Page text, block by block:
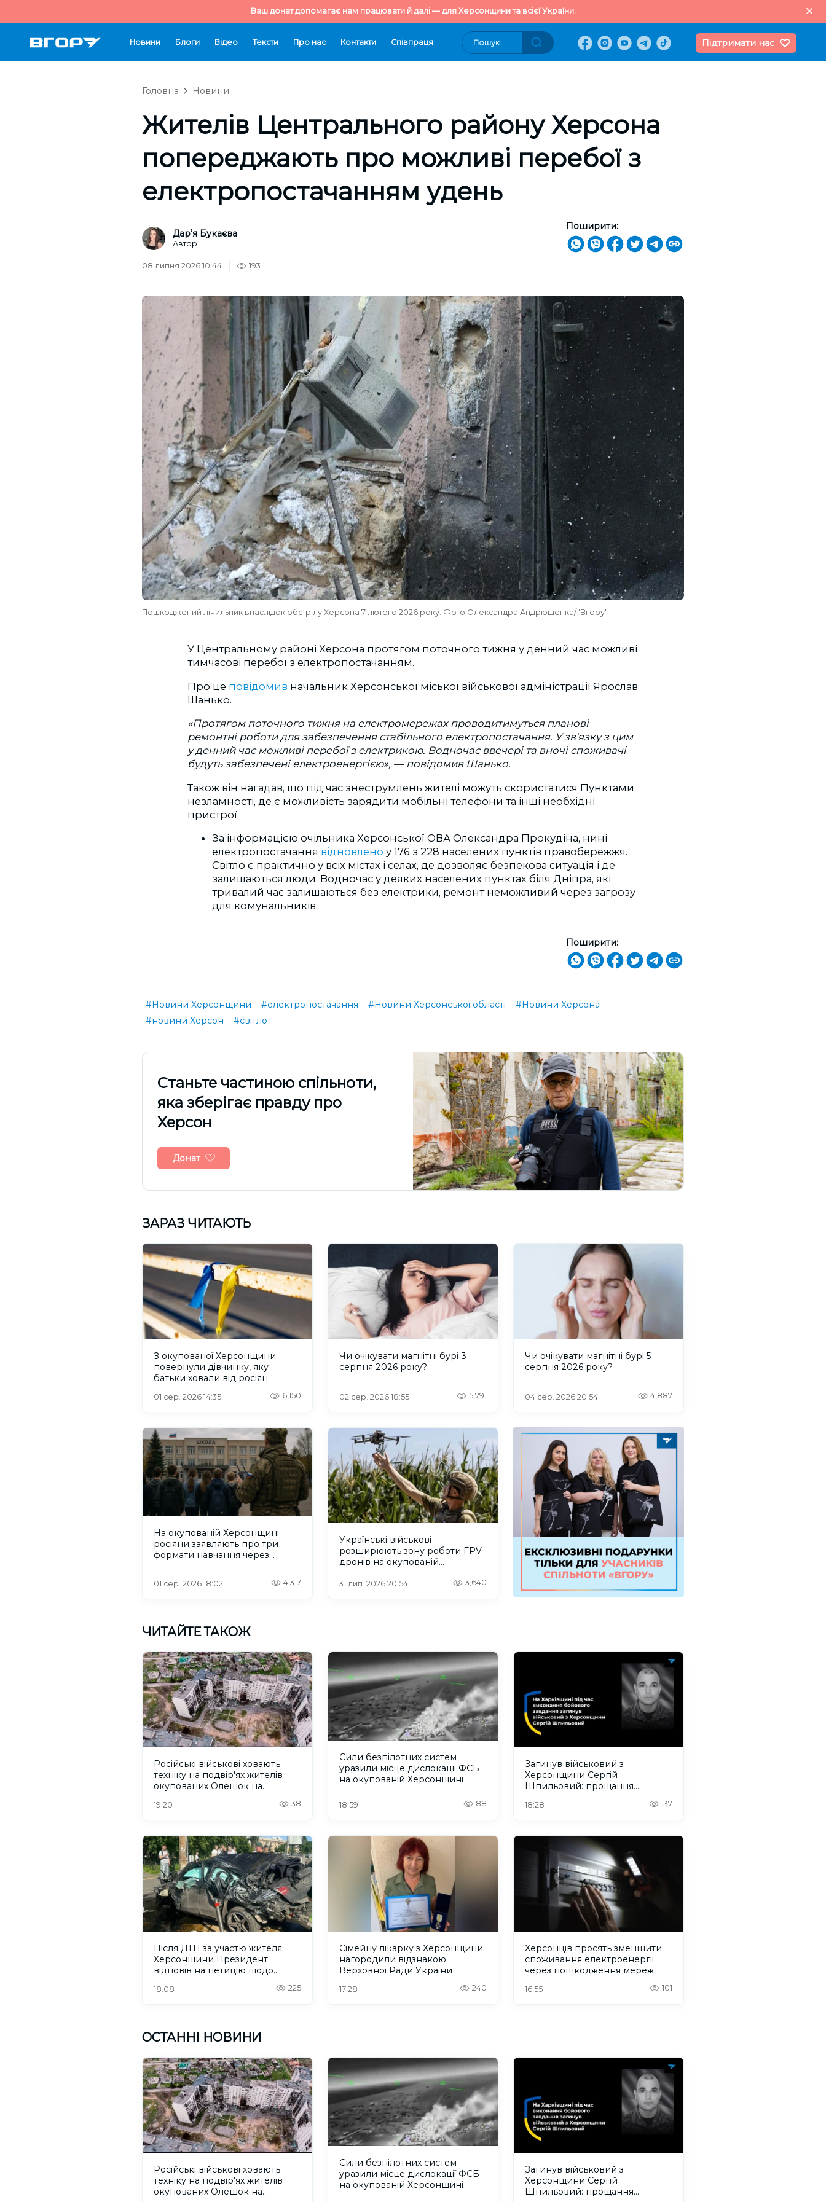
Ваш донат допомагає нам працювати й далі — для Херсонщини та всієї України.
Новини Блоги Відео Тексти Про нас Контакти Cпівпраця Підтримати нас
Головна Новини
Жителів Центрального району Херсона
попереджають про можливі перебої з
електропостачанням удень
Дарʼя Букаєва
Автор
Поширити:
08 липня 2026 10:44 193
Пошкоджений лічильник внаслідок обстрілу Херсона 7 лютого 2026 року. Фото Олександра Андрющенка/"Вгору"
У Центральному районі Херсона протягом поточного тижня у денний час можливі
тимчасові перебої з електропостачанням.
Про це повідомив начальник Херсонської міської військової адміністрації Ярослав
Шанько.
«Протягом поточного тижня на електромережах проводитимуться планові
ремонтні роботи для забезпечення стабільного електропостачання. У зв'язку з цим
у денний час можливі перебої з електрикою. Водночас ввечері та вночі споживачі
будуть забезпечені електроенергією», — повідомив Шанько.
Також він нагадав, що під час знеструмлень жителі можуть скористатися Пунктами
незламності, де є можливість зарядити мобільні телефони та інші необхідні
пристрої.
За інформацією очільника Херсонської ОВА Олександра Прокудіна, нині
електропостачання відновлено у 176 з 228 населених пунктів правобережжя.
Світло є практично у всіх містах і селах, де дозволяє безпекова ситуація і де
залишаються люди. Водночас у деяких населених пунктах біля Дніпра, які
тривалий час залишаються без електрики, ремонт неможливий через загрозу
для комунальників.
Поширити:
#Новини Херсонщини #електропостачання #Новини Херсонської області
#Новини Херсона
#новини Херсон
#світло
Cтаньте частиною спільноти,
яка зберігає правду про
Херсон
Донат
ЗАРАЗ ЧИТАЮТЬ
З окупованої Херсонщини
повернули дівчинку, яку
батьки ховали від росіян
01 сер. 2026 14:35 6,150
Чи очікувати магнітні бурі 3
серпня 2026 року?
02 сер. 2026 18:55 5,791
Чи очікувати магнітні бурі 5
серпня 2026 року?
04 сер. 2026 20:54 4,887
На окупованій Херсонщині
росіяни заявляють про три
формати навчання через
01 сер. 2026 18:02 4,317
Українські військові
розширюють зону роботи FPV-
дронів на окупованій
31 лип. 2026 20:54 3,640
ЧИТАЙТЕ ТАКОЖ
Російські військові ховають
техніку на подвір'ях жителів
окупованих Олешок на
19:20 38
Сили безпілотних систем
уразили місце дислокації ФСБ
на окупованій Херсонщині
18:59 88
Загинув військовий з
Херсонщини Сергій
Шпильовий: прощання
18:28 137
Після ДТП за участю жителя
Херсонщини Президент
відповів на петицію щодо
18:08 225
Сімейну лікарку з Херсонщини
нагородили відзнакою
Верховної Ради України
17:28 240
Херсонців просять зменшити
споживання електроенергії
через пошкодження мереж
16:55 101
ОСТАННІ НОВИНИ
Російські військові ховають
техніку на подвір'ях жителів
окупованих Олешок на
Сили безпілотних систем
уразили місце дислокації ФСБ
на окупованій Херсонщині
Загинув військовий з
Херсонщини Сергій
Шпильовий: прощання